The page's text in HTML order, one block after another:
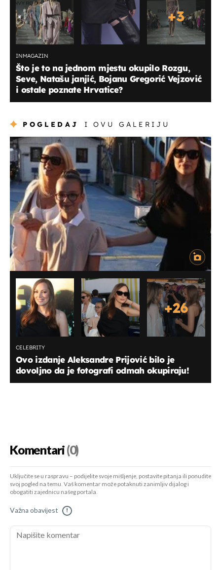
+3
INMAGAZIN
Što je to na jednom mjestu okupilo Rozgu,
Seve, Natašu janjić, Bojanu Gregorić Vejzović
i ostale poznate Hrvatice?
POGLEDAJ I OVU GALERIJU
+26
CELEBRITY
Ovo izdanje Aleksandre Prijović bilo je
dovoljno da je fotografi odmah okupiraju!
Komentari(0)
Uključite se u raspravu – podijelite svoje mišljenje, postavite pitanja ili ponudite
svoj pogled na temu. Vaš komentar može potaknuti zanimljiv dijalog i
obogatiti zajednicu našeg portala.
Važna obavijest !